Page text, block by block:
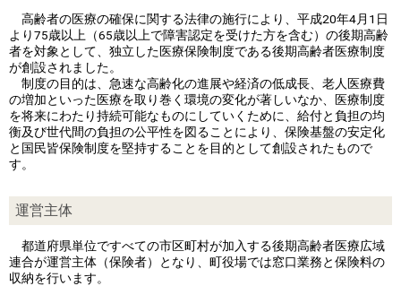
高齢者の医療の確保に関する法律の施行により、平成20年4月1日
より75歳以上（65歳以上で障害認定を受けた方を含む）の後期高齢
者を対象として、独立した医療保険制度である後期高齢者医療制度
が創設されました。
制度の目的は、急速な高齢化の進展や経済の低成長、老人医療費
の増加といった医療を取り巻く環境の変化が著しいなか、医療制度
を将来にわたり持続可能なものにしていくために、給付と負担の均
衡及び世代間の負担の公平性を図ることにより、保険基盤の安定化
と国民皆保険制度を堅持することを目的として創設されたもので
す。
運営主体
都道府県単位ですべての市区町村が加入する後期高齢者医療広域
連合が運営主体（保険者）となり、町役場では窓口業務と保険料の
収納を行います。